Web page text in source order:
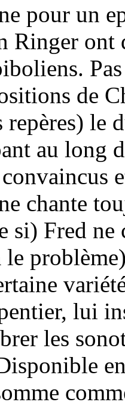
pour un
Ringer ont
de
repères) le
au long
chante
si) Fred
le
lui
les